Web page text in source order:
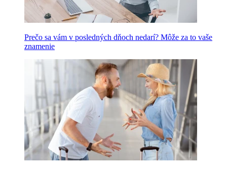
Prečo sa vám v posledných dňoch nedarí? Môže za to vaše
znamenie